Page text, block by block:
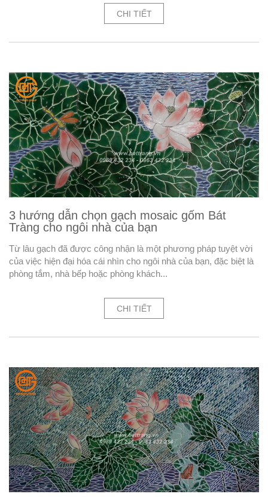
CHI TIẾT
3 hướng dẫn chọn gạch mosaic gốm Bát
Tràng cho ngôi nhà của bạn
Từ lâu gạch đã được công nhận là một phương pháp tuyệt vời
của việc hiện đại hóa cái nhìn cho ngôi nhà của bạn, đặc biệt là
phòng tắm, nhà bếp hoặc phòng khách...
CHI TIẾT